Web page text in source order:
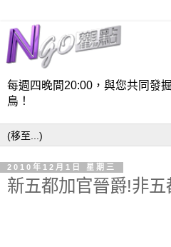
每週四晚間20:00，與您共同發
鳥！
2010年12月1日 星期三
新五都加官晉爵!非